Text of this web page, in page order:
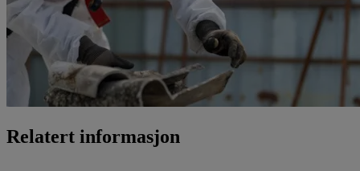
Relatert informasjon